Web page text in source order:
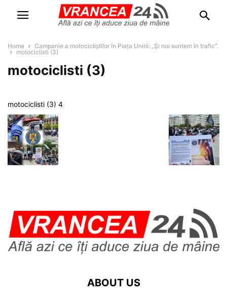
Home
Campanie a motocicliștilor în Piața Unirii: „Și noi suntem în trafic”.
motociclisti (3)
motociclisti (3)
motociclisti (3) 4
ABOUT US